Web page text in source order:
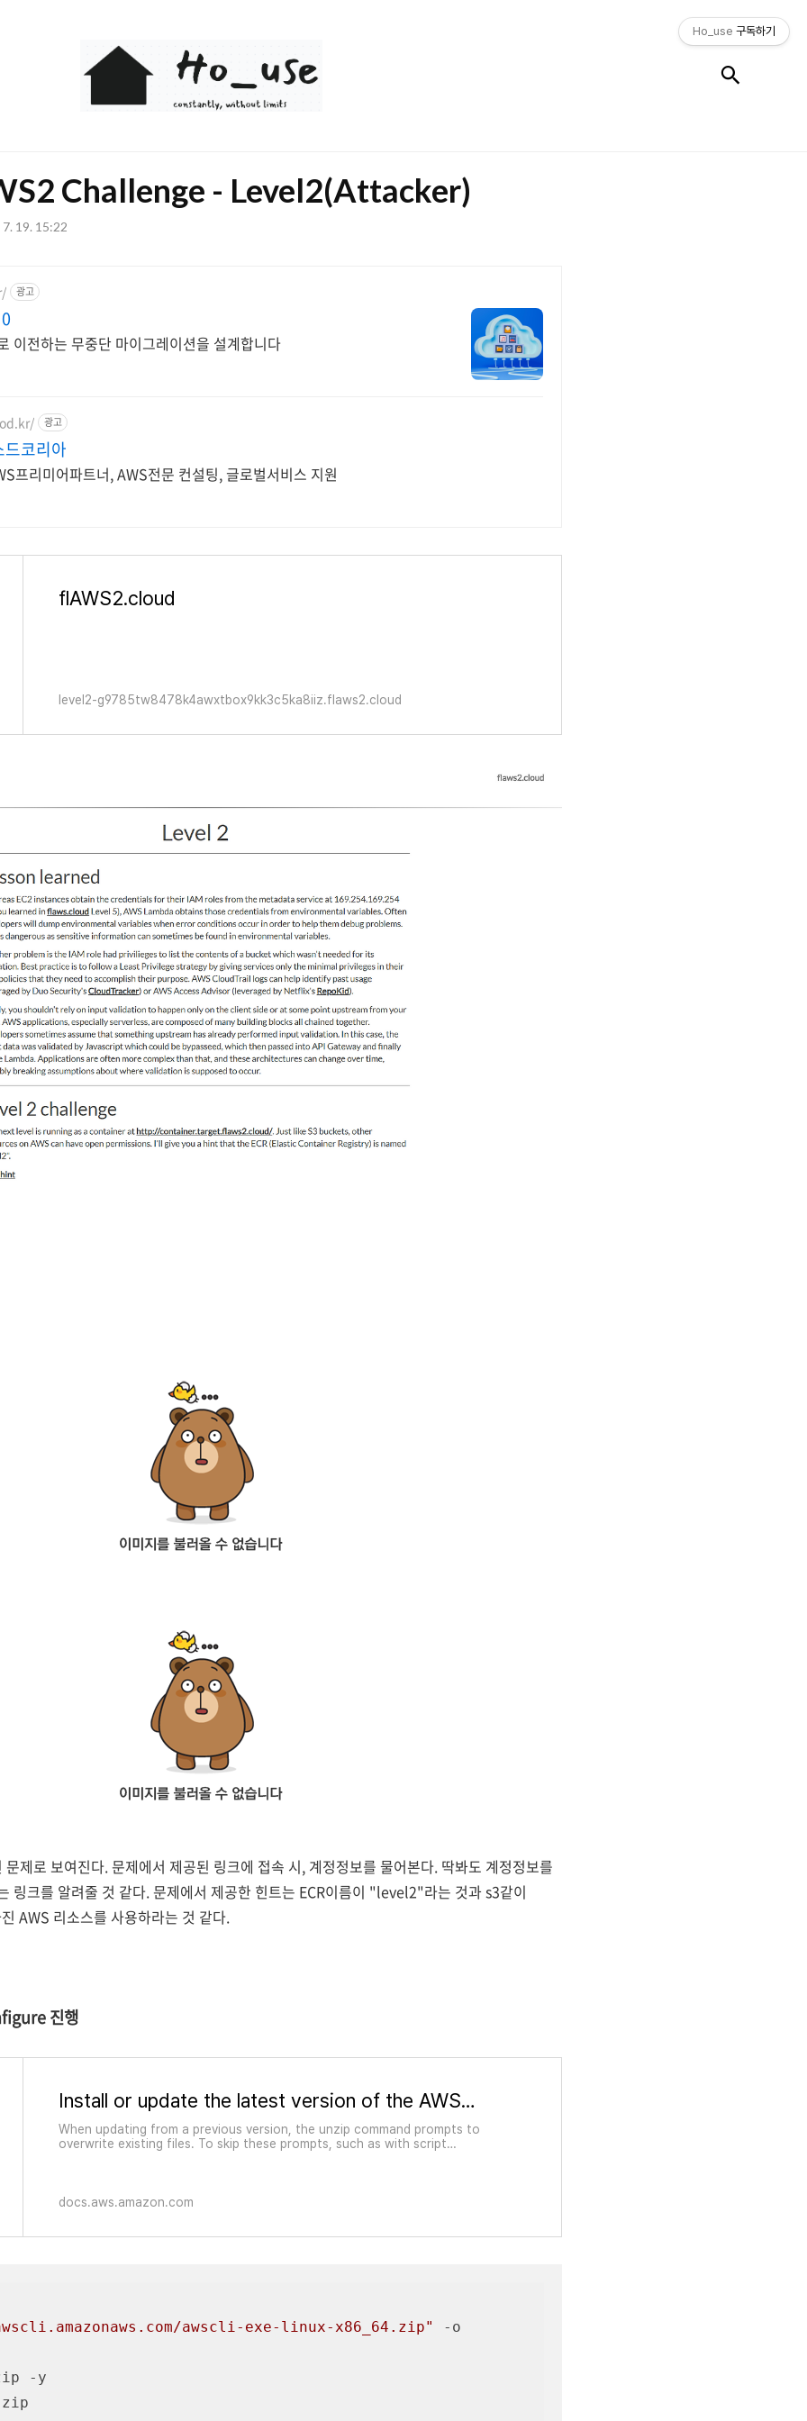
Ho_use
Challenge - Level2(Attacker)
19. 15:22
광고
이전하는 무중단 마이그레이션을 설계합니다
광고
코리아
프리미어파트너, AWS전문 컨설팅, 글로벌서비스 지원
flAWS2.cloud
level2-g9785tw8478k4awxtbox9kk3c5ka8iiz.flaws2.cloud
문제로 보여진다. 문제에서 제공된 링크에 접속 시, 계정정보를 물어본다. 딱봐도 계정정보를
링크를 알려줄 것 같다. 문제에서 제공한 힌트는 ECR이름이 "level2"라는 것과 s3같이
AWS 리소스를 사용하라는 것 같다.
진행
Install or update the latest version of the AWS CLI - AWS Command Line Interface
When updating from a previous version, the unzip command prompts to
overwrite existing files. To skip these prompts, such as with script
docs.aws.amazon.com
awscli-exe-linux-x86_64.zip"
-y
Ho_use 구독하기